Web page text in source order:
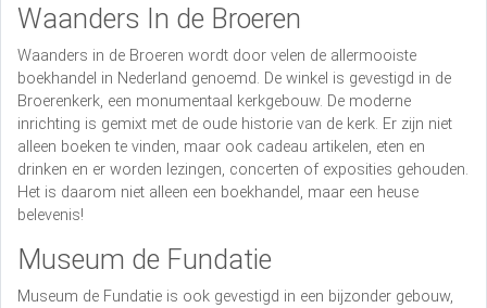
Waanders In de Broeren
Waanders in de Broeren wordt door velen de allermooiste
boekhandel in Nederland genoemd. De winkel is gevestigd in de
Broerenkerk, een monumentaal kerkgebouw. De moderne
inrichting is gemixt met de oude historie van de kerk. Er zijn niet
alleen boeken te vinden, maar ook cadeau artikelen, eten en
drinken en er worden lezingen, concerten of exposities gehouden.
Het is daarom niet alleen een boekhandel, maar een heuse
belevenis!
Museum de Fundatie
Museum de Fundatie is ook gevestigd in een bijzonder gebouw,